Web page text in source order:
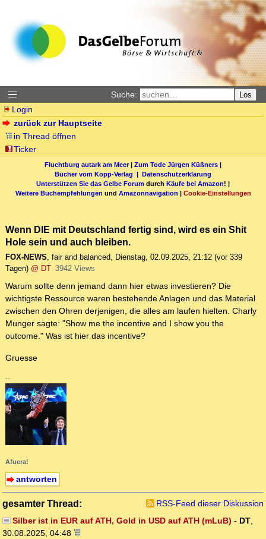
Suche: Los
Login
zurück zur Hauptseite
in Thread öffnen
Ticker
Fluchtburg autark am Meer| Zum Tode Jürgen Küßners |
Bücher vom Kopp-Verlag | Datenschutzerklärung
Unterstützen Sie das Gelbe Forum durch Käufe bei Amazon! |
Weitere Buchempfehlungen und Amazonnavigation | Cookie-Einstellungen
Wenn DIE mit Deutschland fertig sind, wird es ein Shit
Hole sein und auch bleiben.
FOX-NEWS, fair and balanced, Dienstag, 02.09.2025, 21:12 (vor 339
Tagen) @ DT 3942 Views
Warum sollte denn jemand dann hier etwas investieren? Die
wichtigste Ressource waren bestehende Anlagen und das Material
zwischen den Ohren derjenigen, die alles am laufen hielten. Charly
Munger sagte: "Show me the incentive and I show you the
outcome." Was ist hier das incentive?
Gruesse
--
Afuera!
antworten
gesamter Thread:
RSS-Feed dieser Diskussion
Silber ist in EUR auf ATH, Gold in USD auf ATH (mLuB) - DT,
30.08.2025, 04:48